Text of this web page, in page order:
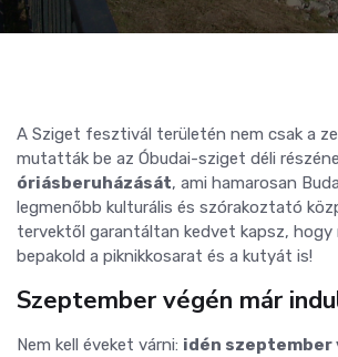
A Sziget fesztivál területén nem csak a
mutatták be az Óbudai-sziget déli
óriásberuházását, ami hamarosan
legmenőbb kulturális és szórakoztató
tervektől garantáltan kedvet kapsz, hogy
bepakold a piknikkosarat és a kutyát is!
Szeptember végén már
Nem kell éveket várni: idén szeptember